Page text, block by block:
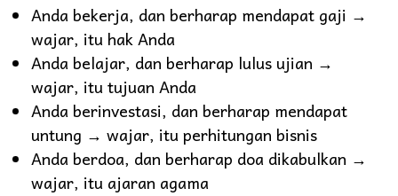
Anda bekerja, dan berharap mendapat gaji →
wajar, itu hak Anda
Anda belajar, dan berharap lulus ujian →
wajar, itu tujuan Anda
Anda berinvestasi, dan berharap mendapat
untung → wajar, itu perhitungan bisnis
Anda berdoa, dan berharap doa dikabulkan →
wajar, itu ajaran agama